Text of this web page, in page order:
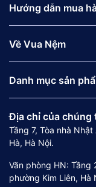
Hướng dẫn mua
Về Vua Nệm
Danh mục sản
Địa chỉ của chúng
Tầng 7, Tòa nhà
Hà, Hà Nội.
Văn phòng HN: Tầng
phường Kim Liên, Hà